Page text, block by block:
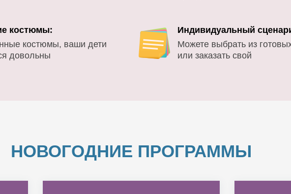
костюмы:
костюмы, ваши дети
довольны
Индивидуальный
Можете выбрать из
или заказать свой
НОВОГОДНИЕ ПРОГРАММЫ